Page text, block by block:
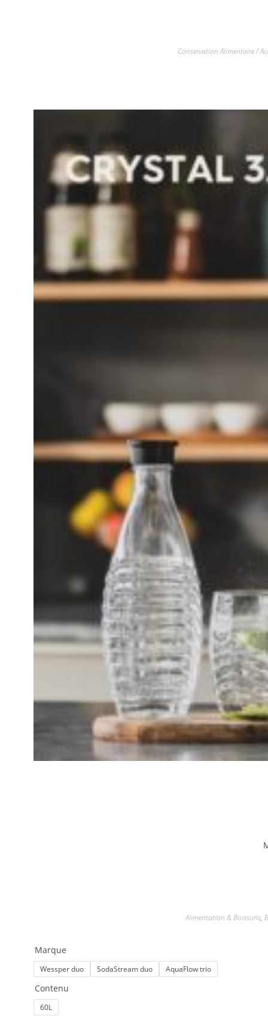
Conservation Alimentaire /
Alimentation & Boissons,
Marque
Wessper duo SodaStream duo AquaFlow trio
Contenu
60L